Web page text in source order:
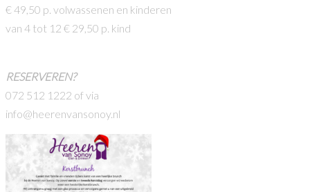
€ 49,50 p. volwassenen en kinderen
van 4 tot 12 € 29,50 p. kind
RESERVEREN?
072 512 1222 of via
info@heerenvansonoy.nl